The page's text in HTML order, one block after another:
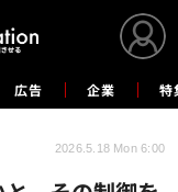
広告 企業 特
2026.5.18 Mon 6:00